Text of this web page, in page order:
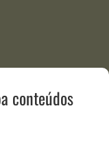
conteúdos